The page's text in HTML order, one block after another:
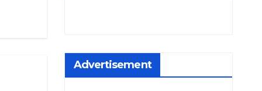
Advertisement